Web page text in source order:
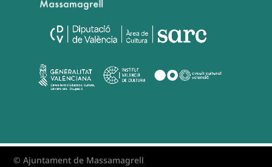
© Ajuntament de Massamagrell